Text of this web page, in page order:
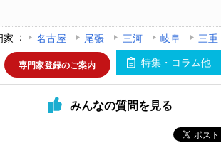
家 名古屋 尾張 三河 岐阜
三重
特集・コラム他
専門家登録のご案内
みんなの質問を見る